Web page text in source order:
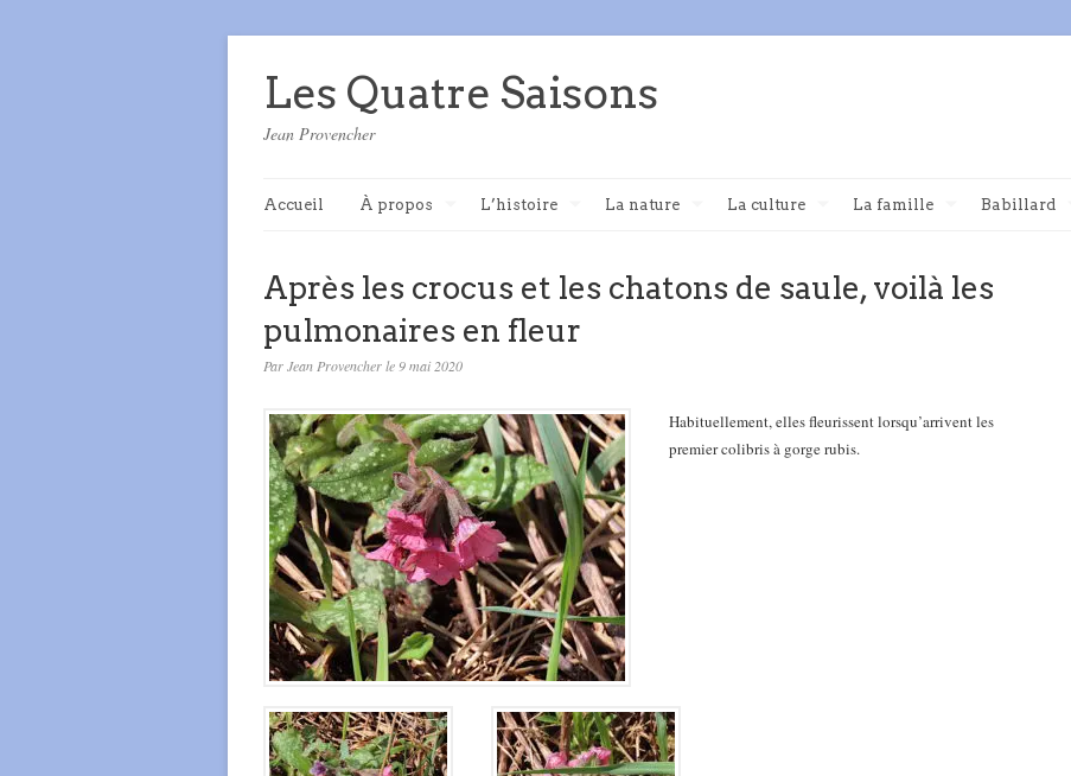
Les Quatre Saisons
Jean Provencher
Accueil À propos L’histoire La nature La culture La famille Babillard
Après les crocus et les chatons de saule, voilà les
pulmonaires en fleur
Par Jean Provencher le 9 mai 2020
Habituellement, elles fleurissent lorsqu’arrivent les
premier colibris à gorge rubis.